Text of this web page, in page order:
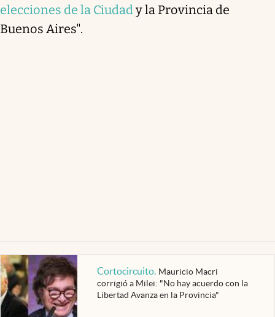
elecciones de la Ciudady la Provincia de
Buenos Aires".
Cortocircuito. Mauricio Macri
corrigió a Milei: "No hay acuerdo con la
Libertad Avanza en la Provincia"